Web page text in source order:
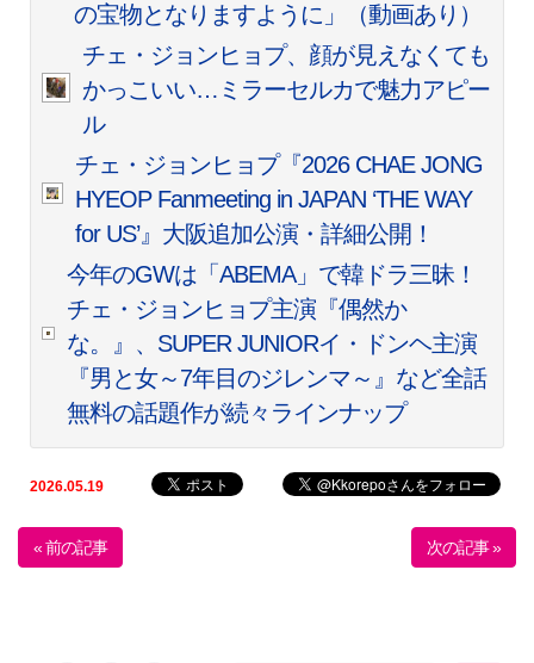
の宝物となりますように」（動画あり）
チェ・ジョンヒョプ、顔が見えなくても
かっこいい…ミラーセルカで魅力アピー
ル
チェ・ジョンヒョプ『2026 CHAE JONG
HYEOP Fanmeeting in JAPAN ‘THE WAY
for US’』大阪追加公演・詳細公開！
今年のGWは「ABEMA」で韓ドラ三昧！
チェ・ジョンヒョプ主演『偶然か
な。』、SUPER JUNIORイ・ドンヘ主演
『男と女～7年目のジレンマ～』など全話
無料の話題作が続々ラインナップ
2026.05.19
« 前の記事 次の記事 »